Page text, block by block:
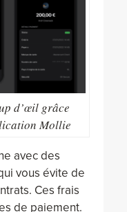
d’œil grâce
Mollie
avec des
vous évite de
Ces frais
de paiement.